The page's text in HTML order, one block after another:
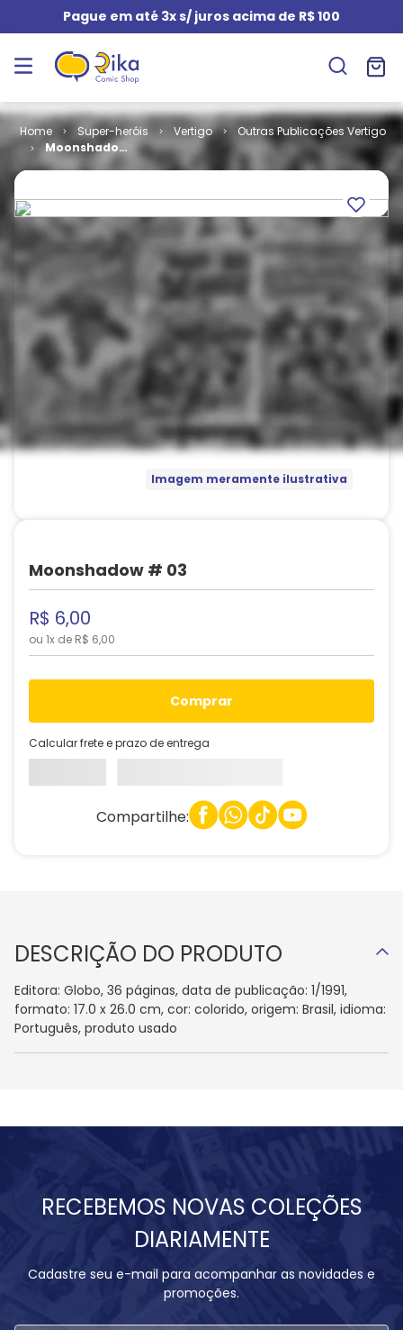
Pague em até 3x s/ juros acima de R$ 100
Super-heróis Vertigo
Outras Publicações Vertigo
Moonshadow
# 03
Imagem meramente ilustrativa
Moonshadow # 03
R$ 6,00
ou 1x de R$ 6,00
comprar
Calcular frete e prazo de entrega
Compartilhe:
DESCRIÇÃO DO PRODUTO
Editora: Globo, 36 páginas, data de publicação: 1/1991,
formato: 17.0 x 26.0 cm, cor: colorido, origem: Brasil, idioma:
Português, produto usado
RECEBEMOS NOVAS COLEÇÕES
DIARIAMENTE
Cadastre seu e-mail para acompanhar as novidades e
promoções.